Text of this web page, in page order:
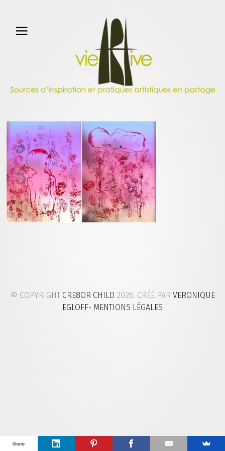
© COPYRIGHT CRE8OR CHILD 2026. CRÉÉ PAR VERONIQUE
EGLOFF- MENTIONS LÉGALES
Shares